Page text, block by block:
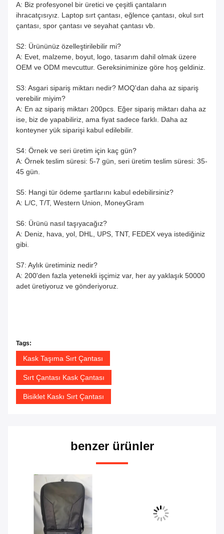
A: Biz profesyonel bir üretici ve çeşitli çantaların
ihracatçısıyız. Laptop sırt çantası, eğlence çantası, okul sırt
çantası, spor çantası ve seyahat çantası vb.
S2: Ürününüz özelleştirilebilir mi?
A: Evet, malzeme, boyut, logo, tasarım dahil olmak üzere
OEM ve ODM mevcuttur. Gereksiniminize göre hoş geldiniz.
S3: Asgari sipariş miktarı nedir? MOQ'dan daha az sipariş
verebilir miyim?
A: En az sipariş miktarı 200pcs. Eğer sipariş miktarı daha az
ise, biz de yapabiliriz, ama fiyat sadece farklı. Daha az
konteyner yük siparişi kabul edilebilir.
S4: Örnek ve seri üretim için kaç gün?
A: Örnek teslim süresi: 5-7 gün, seri üretim teslim süresi: 35-
45 gün.
S5: Hangi tür ödeme şartlarını kabul edebilirsiniz?
A: L/C, T/T, Western Union, MoneyGram
S6: Ürünü nasıl taşıyacağız?
A: Deniz, hava, yol, DHL, UPS, TNT, FEDEX veya istediğiniz
gibi.
S7: Aylık üretiminiz nedir?
A: 200'den fazla yetenekli işçimiz var, her ay yaklaşık 50000
adet üretiyoruz ve gönderiyoruz.
Tags:
Kask Taşıma Sırt Çantası
Sırt Çantası Kask Çantası
Bisiklet Kaskı Sırt Çantası
benzer ürünler